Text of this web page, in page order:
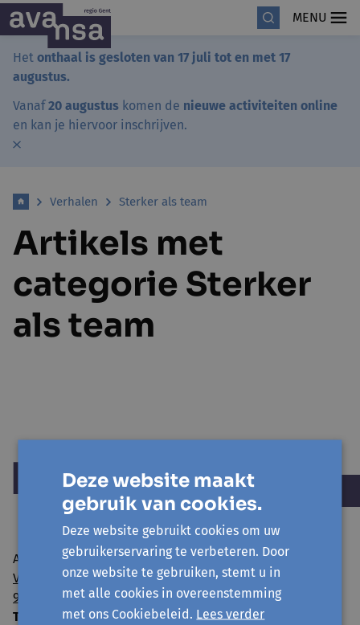
MENU
Het onthaal is gesloten van 17 juli tot en met 17
augustus.
Vanaf20 augustus komen de nieuwe activiteiten online
en kan je hiervoor inschrijven.
Verhalen Sterker als team
Artikels met
categorie Sterker
als team
Avansa regio Gent vzw
Visserij 106/1
9000 Gent
T:
09 224 22 65
Deze website maakt
gebruik van cookies.
Deze website gebruikt cookies om uw
gebruikerservaring te verbeteren. Door
onze website te gebruiken, stemt u in
met alle cookies in overeenstemming
met ons Cookiebeleid. Lees verder